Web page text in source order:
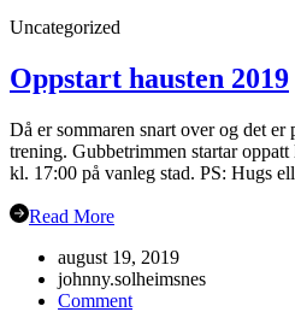
Uncategorized
Oppstart hausten 2019
Då er sommaren snart over og det er
trening. Gubbetrimmen startar
kl. 17:00 på vanleg stad. PS: Hugs
Read More
august 19, 2019
johnny.solheimsnes
Commenton